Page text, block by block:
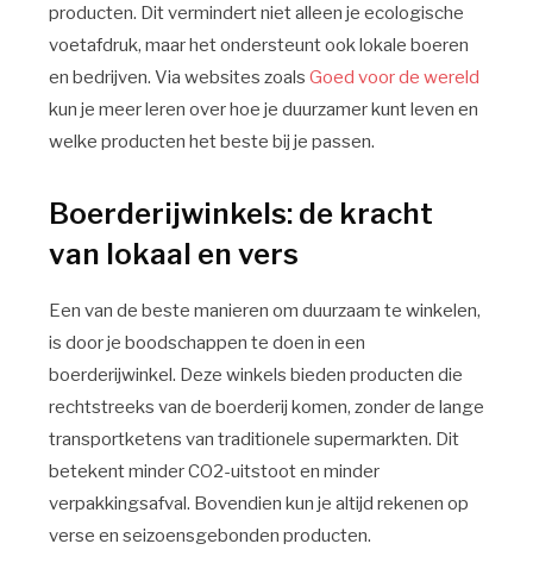
producten. Dit vermindert niet alleen je ecologische
voetafdruk, maar het ondersteunt ook lokale boeren
en bedrijven. Via websites zoals Goed voor de wereld
kun je meer leren over hoe je duurzamer kunt leven en
welke producten het beste bij je passen.
Boerderijwinkels: de kracht
van lokaal en vers
Een van de beste manieren om duurzaam te winkelen,
is door je boodschappen te doen in een
boerderijwinkel. Deze winkels bieden producten die
rechtstreeks van de boerderij komen, zonder de lange
transportketens van traditionele supermarkten. Dit
betekent minder CO2-uitstoot en minder
verpakkingsafval. Bovendien kun je altijd rekenen op
verse en seizoensgebonden producten.